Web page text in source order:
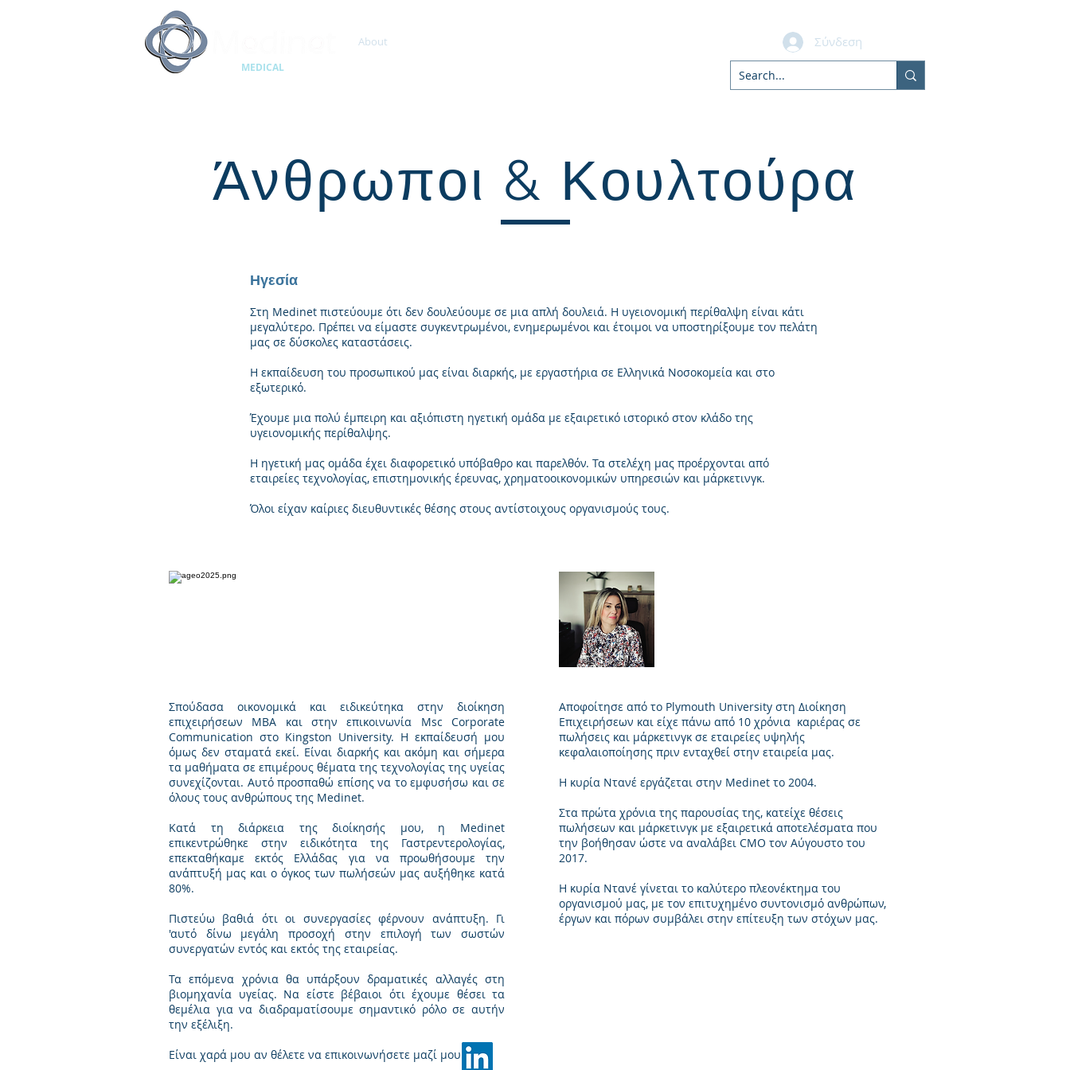
About
MEDICALSUPPLIES
Σύνδεση
Άνθρωποι & Κουλτούρα
Ηγεσία
Στη Medinet πιστεύουμε ότι δεν δουλεύουμε σε μια απλή δουλειά. Η υγειονομική περίθαλψη είναι κάτι
μεγαλύτερο. Πρέπει να είμαστε συγκεντρωμένοι, ενημερωμένοι και έτοιμοι να υποστηρίξουμε τον πελάτη
μας σε δύσκολες καταστάσεις.
Η εκπαίδευση του προσωπικού μας είναι διαρκής, με εργαστήρια σε Ελληνικά Νοσοκομεία και στο
εξωτερικό.
Έχουμε μια πολύ έμπειρη και αξιόπιστη ηγετική ομάδα με εξαιρετικό ιστορικό στον κλάδο της
υγειονομικής περίθαλψης.
Η ηγετική μας ομάδα έχει διαφορετικό υπόβαθρο και παρελθόν. Τα στελέχη μας προέρχονται από
εταιρείες τεχνολογίας, επιστημονικής έρευνας, χρηματοοικονομικών υπηρεσιών και μάρκετινγκ.
Όλοι είχαν καίριες διευθυντικές θέσης στους αντίστοιχους οργανισμούς τους.
Σπούδασα οικονομικά και ειδικεύτηκα στην διοίκηση
επιχειρήσεων MBA και στην επικοινωνία Msc Corporate
Communication στο Kingston University. H εκπαίδευσή μου
όμως δεν σταματά εκεί. Είναι διαρκής και ακόμη και σήμερα
τα μαθήματα σε επιμέρους θέματα της τεχνολογίας της υγείας
συνεχίζονται. Αυτό προσπαθώ επίσης να το εμφυσήσω και σε
όλους τους ανθρώπους της Medinet.
Κατά τη διάρκεια της διοίκησής μου, η Medinet
επικεντρώθηκε στην ειδικότητα της Γαστρεντερολογίας,
επεκταθήκαμε εκτός Ελλάδας για να προωθήσουμε την
ανάπτυξή μας και ο όγκος των πωλήσεών μας αυξήθηκε κατά
80%.
Πιστεύω βαθιά ότι οι συνεργασίες φέρνουν ανάπτυξη. Γι
'αυτό δίνω μεγάλη προσοχή στην επιλογή των σωστών
συνεργατών εντός και εκτός της εταιρείας.
Τα επόμενα χρόνια θα υπάρξουν δραματικές αλλαγές στη
βιομηχανία υγείας. Να είστε βέβαιοι ότι έχουμε θέσει τα
θεμέλια για να διαδραματίσουμε σημαντικό ρόλο σε αυτήν
την εξέλιξη.
Είναι χαρά μου αν θέλετε να επικοινωνήσετε μαζί μου.
Αποφοίτησε από το Plymouth University στη Διοίκηση
Επιχειρήσεων και είχε πάνω από 10 χρόνια καριέρας σε
πωλήσεις και μάρκετινγκ σε εταιρείες υψηλής
κεφαλαιοποίησης πριν ενταχθεί στην εταιρεία μας.
Η κυρία Ντανέ εργάζεται στην Medinet το 2004.
Στα πρώτα χρόνια της παρουσίας της, κατείχε θέσεις
πωλήσεων και μάρκετινγκ με εξαιρετικά αποτελέσματα που
την βοήθησαν ώστε να αναλάβει CMO τον Αύγουστο του
2017.
Η κυρία Ντανέ γίνεται το καλύτερο πλεονέκτημα του
οργανισμού μας, με τον επιτυχημένο συντονισμό ανθρώπων,
έργων και πόρων συμβάλει στην επίτευξη των στόχων μας.